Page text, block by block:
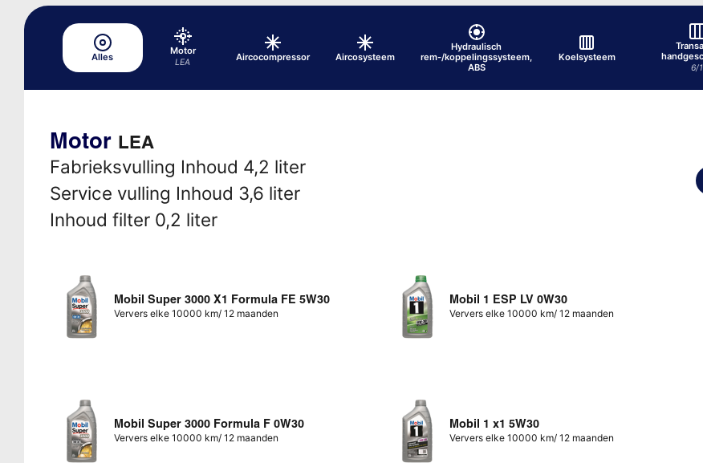
Alles
Motor
LEA Aircocompressor Aircosysteem
Hydraulisch
rem-/koppelingssysteem,
ABS
Koelsysteem
6/1
Motor LEA
Fabrieksvulling Inhoud 4,2 liter
Service vulling Inhoud 3,6 liter
Inhoud filter 0,2 liter
Mobil Super 3000 X1 Formula FE 5W30
Ververs elke 10000 km/ 12 maanden
Mobil 1 ESP LV 0W30
Ververs elke 10000 km/ 12 maanden
Mobil Super 3000 Formula F 0W30
Ververs elke 10000 km/ 12 maanden
Mobil 1 x1 5W30
Ververs elke 10000 km/ 12 maanden